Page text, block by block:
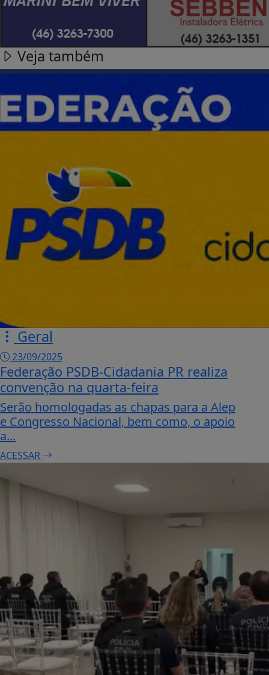
Veja também
Geral
23/09/2025
Federação PSDB-Cidadania PR realiza
convenção na quarta-feira
Serão homologadas as chapas para a Alep
e Congresso Nacional, bem como, o apoio
a...
ACESSAR